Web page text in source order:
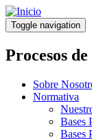
Pasar
al
contenido
principal
Toggle navigation
Procesos
Sobre
Normativa
Bases
Bases